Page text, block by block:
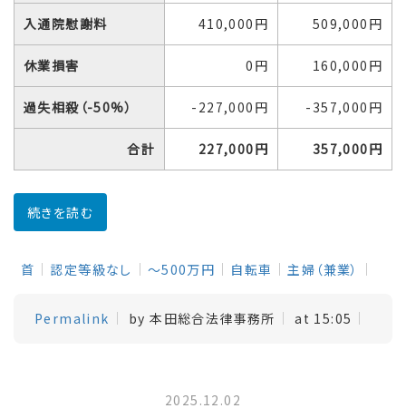
入通院慰謝料 410,000円 509,000円
休業損害 0円 160,000円
過失相殺（-50%） -227,000円 -357,000円
合計 227,000円 357,000円
続きを読む
首 認定等級なし ～500万円 自転車 主婦（兼業）
Permalink by 本田総合法律事務所 at 15:05
2025.12.02